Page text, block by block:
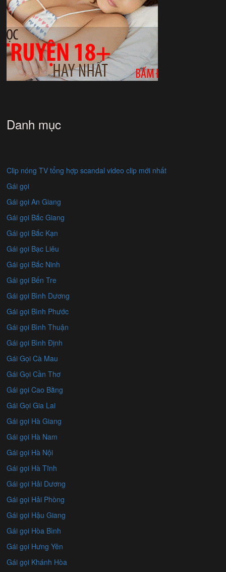
Danh mục
Clip nóng TV tổng hợp scandal video clip mới nhất
Gái gọi
Gái gọi An Giang
Gái gọi Bắc Giang
Gái gọi Bắc Kạn
Gái gọi Bạc Liêu
Gái gọi Bắc Ninh
Gái gọi Bến Tre
Gái gọi Bình Dương
Gái gọi Bình Phước
Gái gọi Bình Thuận
Gái gọi Bình Định
Gái Gọi Cà Mau
Gái Gọi Cần Thơ
Gái gọi Cao Bằng
Gái Gọi Gia Lai
Gái gọi Hà Giang
Gái gọi Hà Nam
Gái gọi Hà Nội
Gái gọi Hà Tĩnh
Gái gọi Hải Dương
Gái gọi Hải Phòng
Gái gọi Hậu Giang
Gái gọi Hòa Bình
Gái gọi Hưng Yên
Gái gọi Khánh Hòa